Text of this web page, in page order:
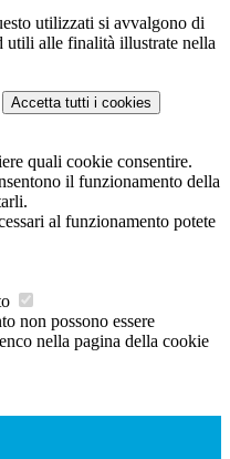
utilizzati si avvalgono di
utili alle finalità illustrate nella
Accetta tutti i cookies
quali cookie consentire.
il funzionamento della
al funzionamento potete
non possono essere
nella pagina della cookie